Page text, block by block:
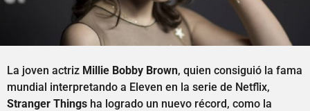
La joven actriz Millie Bobby Brown, quien consiguió la fama
mundial interpretando a Eleven en la serie de Netflix,
Stranger Things ha logrado un nuevo récord, como la